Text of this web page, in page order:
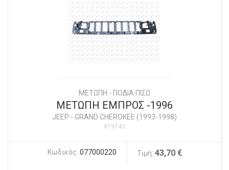
ΜΕΤΩΠΗ - ΠΟΔΙΑ ΠΙΣΩ
ΜΕΤΩΠΗ ΕΜΠΡΟΣ -1996
JEEP - GRAND CHEROKEE (1993-1998)
#79743
Κωδικός: 077000220 Τιμή: 43,70 €